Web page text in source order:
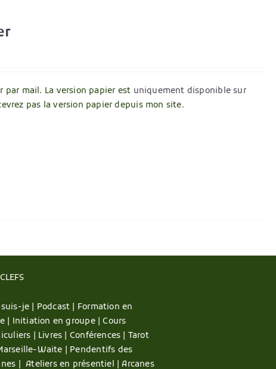
mail. La version papier est uniquement disponible sur
pas la version papier depuis mon site.
je | Podcast | Formation en
| Initiation en groupe |Cours
| Livres | Conférences | Tarot
Waite | Pendentifs des
|Ateliers en présentiel |Arcanes